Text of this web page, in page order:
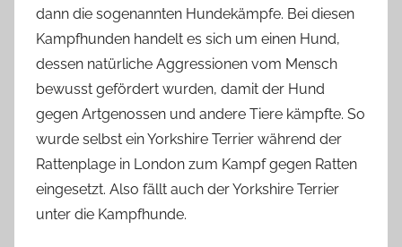
dann die sogenannten Hundekämpfe. Bei diesen
Kampfhunden handelt es sich um einen Hund,
dessen natürliche Aggressionen vom Mensch
bewusst gefördert wurden, damit der Hund
gegen Artgenossen und andere Tiere kämpfte. So
wurde selbst ein Yorkshire Terrier während der
Rattenplage in London zum Kampf gegen Ratten
eingesetzt. Also fällt auch der Yorkshire Terrier
unter die Kampfhunde.